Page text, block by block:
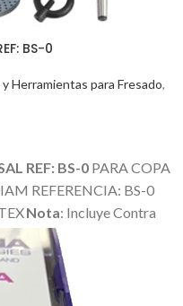
BS-0
Herramientas para Fresado,
REF: BS-0 PARA COPA
REFERENCIA: BS-0
Nota: Incluye Contra
o Plato es un Producto